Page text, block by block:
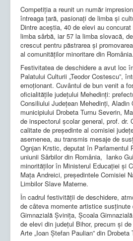
Competiția a reunit un număr
întreaga țară, pasionați de limba și
Dintre aceștia, 40 de elevi au
limba sârbă, iar 57 la limba slovacă,
crescut pentru păstrarea și
al comunităților minoritare din România.
Festivitatea de deschidere a avut loc
Palatului Culturii „Teodor Costescu”,
emoționant. Cuvântul de bun venit a
oficialitățile județului Mehedinți:
Consiliului Județean Mehedinți, Aladin
municipiului Drobeta Turnu Severin,
de inspectorul școlar general, prof. dr.
calitate de președinte al comisiei
asemenea, au transmis mesaje de
Ognjan Krstic, deputat în Parlamentul
uniunii Sârbilor din România, Ianko
minorităților în Ministerul Educației și
Mața Andreici, președintele Comisiei
Limbilor Slave Materne.
În cadrul festivității de deschidere,
de câteva momente artistice
Gimnazială Șvinița, Școala
de elevi din județul Bihor, precum și
Arte „Ioan Ștefan Paulian” din Drobeta